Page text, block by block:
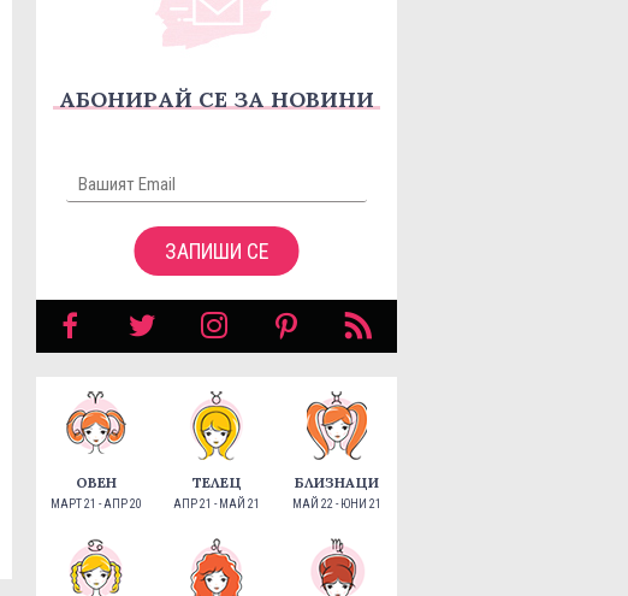
АБОНИРАЙ СЕ ЗА НОВИНИ
ЗАПИШИ СЕ
ОВЕН
МАРТ 21 - АПР 20
ТЕЛЕЦ
АПР 21 - МАЙ 21
БЛИЗНАЦИ
МАЙ 22 - ЮНИ 21